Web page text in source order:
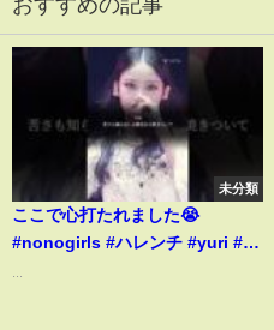
おすすめの記事
未分類
ここで心打たれました😭
#nonogirls #ハレンチ #yuri #ノ